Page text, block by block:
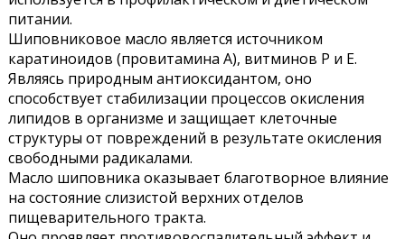
питании.
Шиповниковое масло является источником
каратиноидов (провитамина А), витминов Р и Е.
Являясь природным антиоксидантом, оно
способствует стабилизации процессов окисления
липидов в организме и защищает клеточные
структуры от повреждений в результате окисления
свободными радикалами.
Масло шиповника оказывает благотворное влияние
на состояние слизистой верхних отделов
пищеварительного тракта.